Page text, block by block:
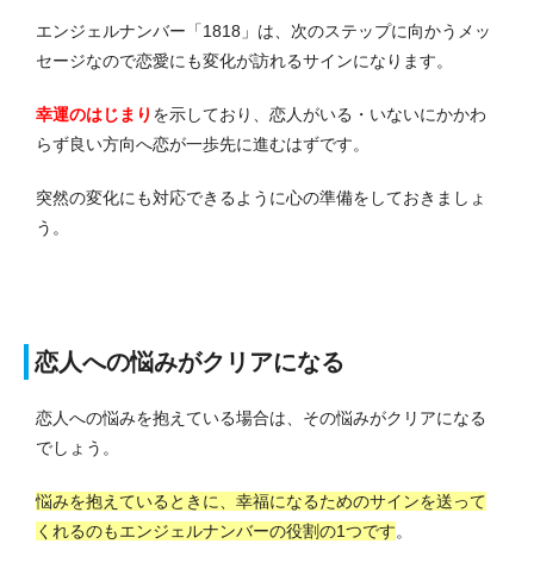
エンジェルナンバー「1818」は、次のステップに向かうメッ
セージなので恋愛にも変化が訪れるサインになります。
幸運のはじまり を示しており、恋人がいる・いないにかかわ
らず良い方向へ恋が一歩先に進むはずです。
突然の変化にも対応できるように心の準備をしておきましょ
う。
恋人への悩みがクリアになる
恋人への悩みを抱えている場合は、その悩みがクリアになる
でしょう。
悩みを抱えているときに、 幸福になるためのサインを送って
くれるのもエンジェルナンバーの役割の1つです。